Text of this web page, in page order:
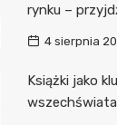
rynku –
4 sierpnia
Książki jako